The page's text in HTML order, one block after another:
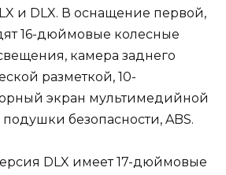
и DLX. В оснащение первой,
16-дюймовые колесные
камера заднего
разметкой, 10-
экран мультимедийной
безопасности, ABS.
DLX имеет 17-дюймовые